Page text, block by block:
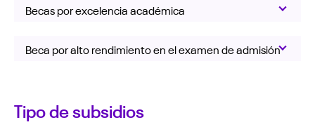
Becas por excelencia académica
Beca por alto rendimiento en el examen de admisión
Tipo de subsidios